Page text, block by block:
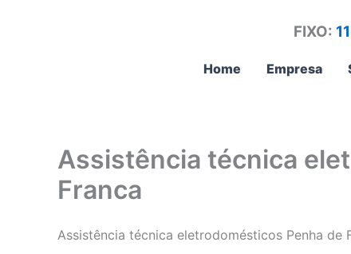
FIXO:
Home Empresa
Assistência técnica
Franca
Assistência técnica eletrodomésticos Penha de